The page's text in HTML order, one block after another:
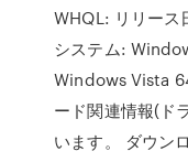
WHQL: リリース
システム:
Windows Vista
ード関連情報(ド
います。 ダウン